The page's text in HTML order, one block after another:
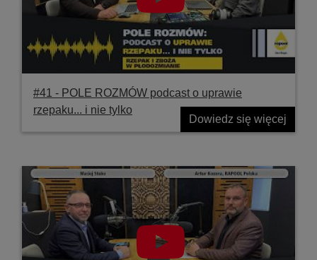
#41 ‐ POLE ROZMÓW podcast o uprawie
rzepaku... i nie tylko
Dowiedz się więcej